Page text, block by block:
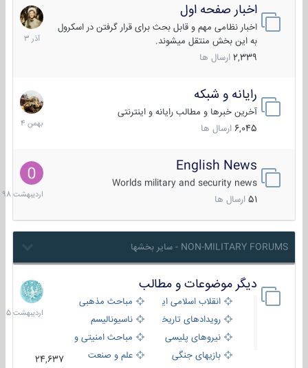
اخبار صفحه اول
اخبار نظامی مهم و قابل بحث برای قرار گرفتن در اسکرول
به این بخش منتقل میشوند.
2,339 ارسال ها
7
آذر
1403
رایانه و شبکه
آخرین خبرها و مطالب رایانه و اینترنتی
6,045 ارسال ها
30
بهمن
1404
English News
Worlds military and security news
51 ارسال ها
10
1398
NON-MILITARY FORUMS - سایر بخشها
دیگر موضوعات و مطالب
انقلاب اسلامی ایران
مباحث مذهبی
رویدادهای تاریخی و مذهبیناسیونالیسم
نیروهای پلیسی
مباحث امنیتی و اطلاعاتی
بازیهای جنگی
علم و صنعت
24,637
8
1405